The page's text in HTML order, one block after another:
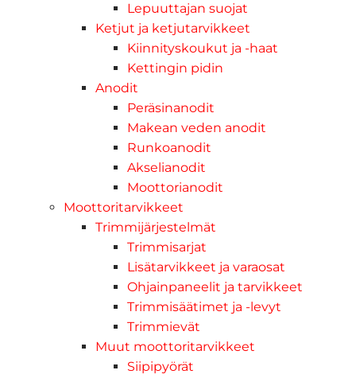
Lepuuttajan suojat
Ketjut ja ketjutarvikkeet
Kiinnityskoukut ja -haat
Kettingin pidin
Anodit
Peräsinanodit
Makean veden anodit
Runkoanodit
Akselianodit
Moottorianodit
Moottoritarvikkeet
Trimmijärjestelmät
Trimmisarjat
Lisätarvikkeet ja varaosat
Ohjainpaneelit ja tarvikkeet
Trimmisäätimet ja -levyt
Trimmievät
Muut moottoritarvikkeet
Siipipyörät